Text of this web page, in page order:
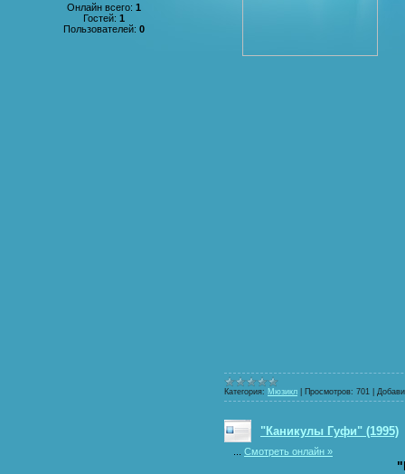
Онлайн всего: 1
Гостей: 1
Пользователей: 0
Категория: Мюзикл Просмотров: 701
"Каникулы Гуфи" (1995)
Смотреть онлайн »